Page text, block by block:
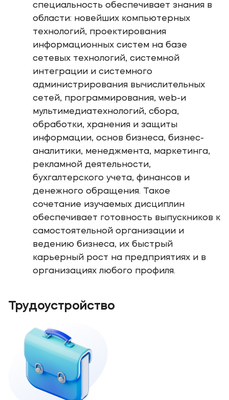
специальность обеспечивает знания в
области: новейших компьютерных
технологий, проектирования
информационных систем на базе
сетевых технологий, системной
интеграции и системного
администрирования вычислительных
сетей, программирования, web-и
мультимедиатехнологий, сбора,
обработки, хранения и защиты
информации, основ бизнеса, бизнес-
аналитики, менеджмента, маркетинга,
рекламной деятельности,
бухгалтерского учета, финансов и
денежного обращения. Такое
сочетание изучаемых дисциплин
обеспечивает готовность выпускников к
самостоятельной организации и
ведению бизнеса, их быстрый
карьерный рост на предприятиях и в
организациях любого профиля.
Трудоустройство